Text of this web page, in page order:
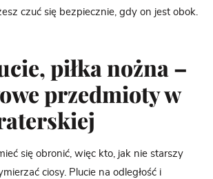
czuć się bezpiecznie, gdy on jest obok.
piłka nożna –
przedmioty w
się obronić, więc kto, jak nie starszy
ciosy. Plucie na odległość i